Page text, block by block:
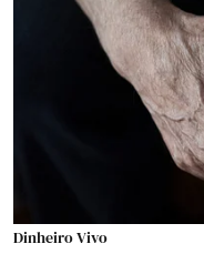
Dinheiro Vivo